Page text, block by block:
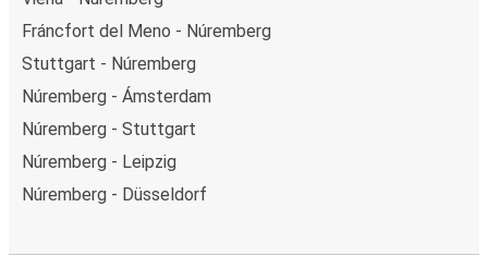
Fráncfort del Meno - Núremberg
Stuttgart - Núremberg
Núremberg - Ámsterdam
Núremberg - Stuttgart
Núremberg - Leipzig
Núremberg - Düsseldorf